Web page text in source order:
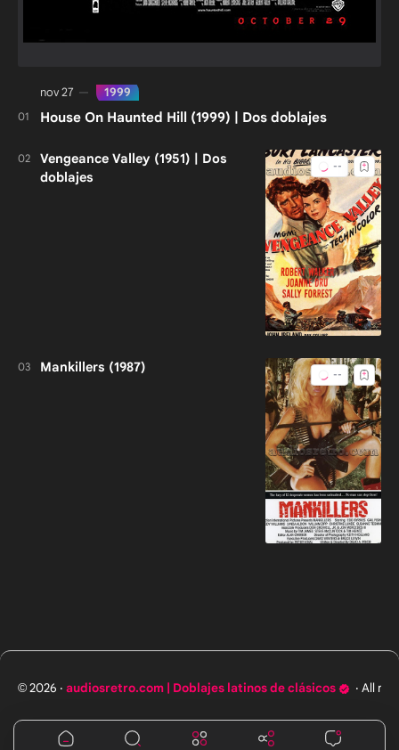
House On Haunted Hill (1999) | Dos doblajes
Vengeance Valley (1951) | Dos
doblajes
Mankillers (1987)
© 2026 ‧ audiosretro.com | Doblajes latinos de clásicos ‧ All